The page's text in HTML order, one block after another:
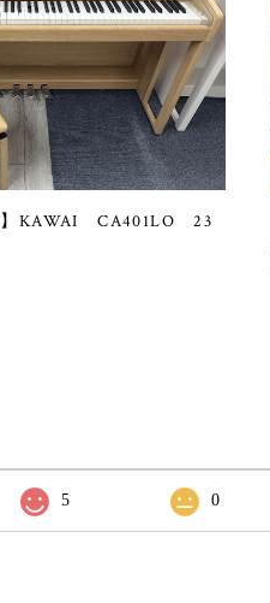
KAWAI CA401LO 23
5 0